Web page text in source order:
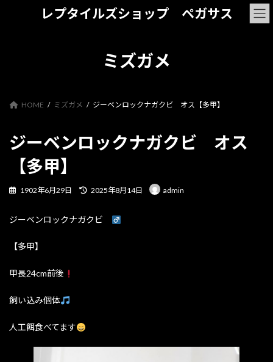
レプタイルズショップ ペガサス
ミズガメ
HOME ミズガメ ジーベンロックナガクビ オス【多甲】
ジーベンロックナガクビ オス
【多甲】
1902年6月29日
最
新
2025年8月14日 admin
ジーベンロックナガクビ
【多甲】
甲長24cm前後
飼い込み個体
人工餌食べてます